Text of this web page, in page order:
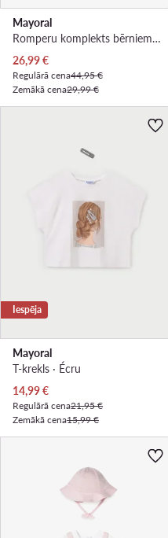
Mayoral
Romperu komplekts bērniem · Rozā
Pašreizējā cena
26,99€
Regulārā cena44,95 €
Zemākā cena29,99 €
Iespēja
Mayoral
T-krekls · Écru
Pašreizējā cena
14,99€
Regulārā cena21,95 €
Zemākā cena15,99 €